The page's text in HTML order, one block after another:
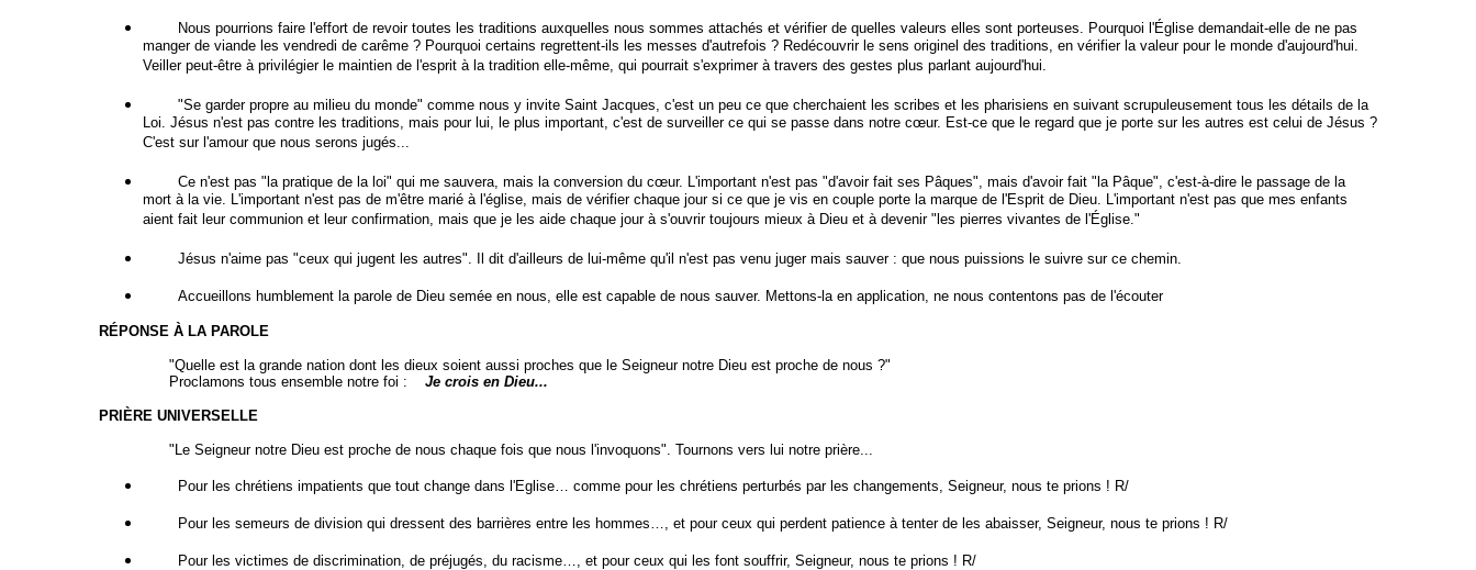
Nous pourrions faire l'effort de revoir toutes les traditions auxquelles nous sommes attachés et vérifier de quelles valeurs elles sont porteuses. Pourquoi l'Église demandait-elle de ne pas
manger de viande les vendredi de carême ? Pourquoi certains regrettent-ils les messes d'autrefois ? Redécouvrir le sens originel des traditions, en vérifier la valeur pour le monde d'aujourd'hui.
Veiller peut-être à privilégier le maintien de l'esprit à la tradition elle-même, qui pourrait s'exprimer à travers des gestes plus parlant aujourd'hui.
"Se garder propre au milieu du monde" comme nous y invite Saint Jacques, c'est un peu ce que cherchaient les scribes et les pharisiens en suivant scrupuleusement tous les détails de la
Loi. Jésus n'est pas contre les traditions, mais pour lui, le plus important, c'est de surveiller ce qui se passe dans notre cœur. Est-ce que le regard que je porte sur les autres est celui de Jésus ?
C'est sur l'amour que nous serons jugés...
Ce n'est pas "la pratique de la loi" qui me sauvera, mais la conversion du cœur. L'important n'est pas "d'avoir fait ses Pâques", mais d'avoir fait "la Pâque", c'est-à-dire le passage de la
mort à la vie. L'important n'est pas de m'être marié à l'église, mais de vérifier chaque jour si ce que je vis en couple porte la marque de l'Esprit de Dieu. L'important n'est pas que mes enfants
aient fait leur communion et leur confirmation, mais que je les aide chaque jour à s'ouvrir toujours mieux à Dieu et à devenir "les pierres vivantes de l'Église."
Jésus n'aime pas "ceux qui jugent les autres". Il dit d'ailleurs de lui-même qu'il n'est pas venu juger mais sauver : que nous puissions le suivre sur ce chemin.
Accueillons humblement la parole de Dieu semée en nous, elle est capable de nous sauver. Mettons-la en application, ne nous contentons pas de l'écouter
RÉPONSE À LA PAROLE
"Quelle est la grande nation dont les dieux soient aussi proches que le Seigneur notre Dieu est proche de nous ?"
Proclamons tous ensemble notre foi :
Je crois en Dieu...
PRIÈRE UNIVERSELLE
"Le Seigneur notre Dieu est proche de nous chaque fois que nous l'invoquons". Tournons vers lui notre prière...
Pour les chrétiens impatients que tout change dans l'Eglise… comme pour les chrétiens perturbés par les changements, Seigneur, nous te prions ! R/
Pour les semeurs de division qui dressent des barrières entre les hommes…, et pour ceux qui perdent patience à tenter de les abaisser, Seigneur, nous te prions ! R/
Pour les victimes de discrimination, de préjugés, du racisme…, et pour ceux qui les font souffrir, Seigneur, nous te prions ! R/